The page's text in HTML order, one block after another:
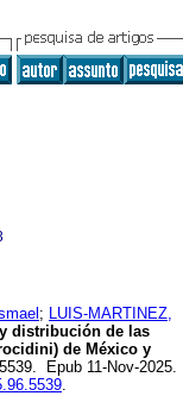
; LUIS-MARTINEZ,
distribución de las
de México y
Epub 11-Nov-2025.
.